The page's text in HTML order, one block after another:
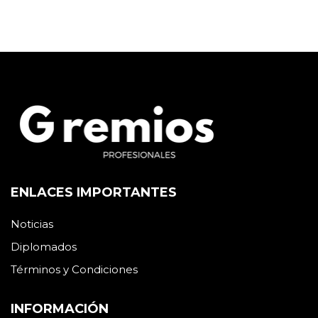
ENLACES IMPORTANTES
Noticias
Diplomados
Términos y Condiciones
INFORMACIÓN